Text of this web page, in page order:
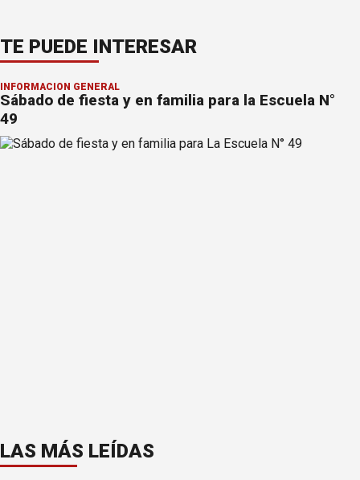
TE PUEDE INTERESAR
INFORMACION GENERAL
Sábado de fiesta y en familia para la Escuela N°
49
LAS MÁS LEÍDAS